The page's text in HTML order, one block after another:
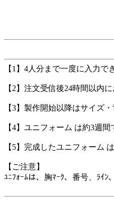
【1】4人分まで一度に入力で
【2】注文受信後24時間以内
【3】製作開始以降はサイズ
【4】ユニフォーム は約3週
【5】完成したユニフォーム
【ご注意】
ﾕﾆﾌｫｰﾑは、胸ﾏｰｸ、番号、ﾗｲ